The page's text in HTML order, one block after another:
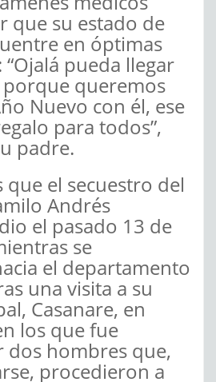
que su estado de
en óptimas
pueda llegar
porque queremos
Nuevo con él, ese
para todos”,
padre.
que el secuestro del
Andrés
el pasado 13 de
se
el departamento
una visita a su
Casanare, en
los que fue
hombres que,
procedieron a